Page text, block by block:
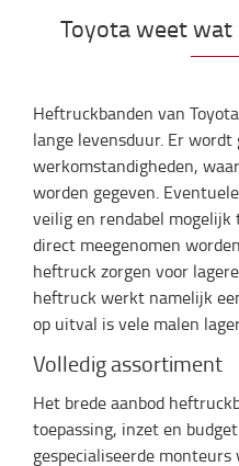
Toyota weet
Heftruckbanden van
lange levensduur. Er wordt
werkomstandigheden,
worden gegeven.
veilig en rendabel
direct meegenomen
heftruck zorgen voor
heftruck werkt namelijk
op uitval is vele malen
Volledig assortiment
Het brede aanbod
toepassing, inzet en
gespecialiseerde